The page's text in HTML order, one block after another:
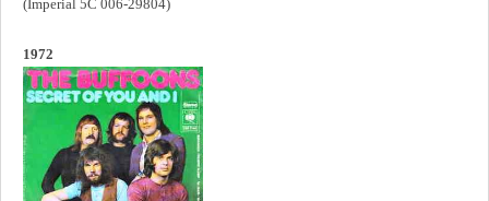
(Imperial 5C 006-29804)
1972